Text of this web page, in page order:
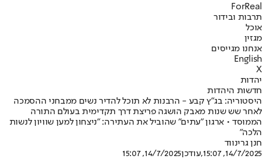
ForReal
תרבות ובידור
אוכל
מגזין
אנחנו מגייסים
English
X
יהדות
חדשות היהדות
היסטוריה: בג"ץ קבע - הרבנות לא תוכל להדיר נשים ממבחני ההסמכה
לאחר שש שנות מאבק הושגה פריצת דרך תקדימית בעולם התורה
הממוסד • ארגון "עתים" שהוביל את העתירה: "ניצחון למען שוויון לנשות
הלכה"
חנן גרינווד
14/7/2025, 15:07
,עודכן14/7/2025, 15:07